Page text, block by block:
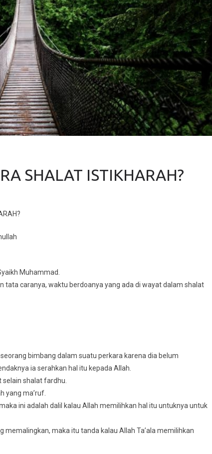
SHALAT ISTIKHARAH?
Muhammad.
tata caranya, waktu berdoanya yang ada di wayat dalam shalat
bimbang dalam suatu perkara karena dia belum
ia serahkan hal itu kepada Allah.
selain shalat fardhu.
yang ma’ruf.
ini adalah dalil kalau Allah memilihkan hal itu untuknya untuk
memalingkan, maka itu tanda kalau Allah Ta’ala memilihkan